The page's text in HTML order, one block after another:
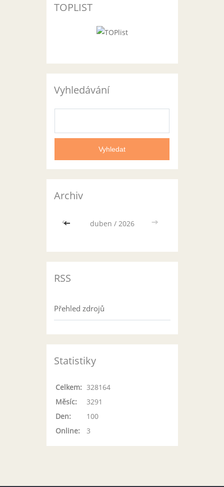
TOPLIST
Vyhledávání
Archiv
<< duben / 2026 >>
RSS
Přehled zdrojů
Statistiky
Online: 3
Celkem: 328164
Měsíc:
3291
Den:
100